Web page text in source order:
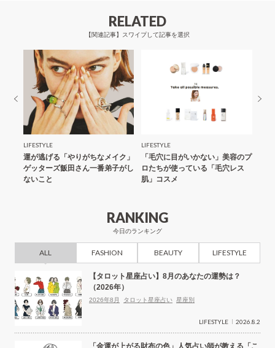
RELATED
【関連記事】スワイプして記事を選択
LIFESTYLE
運が逃げる「やりがちなメイク」
ゲッターズ飯田さん一番弟子がし
ないこと
LIFESTYLE
「毛穴に目がいかない」美容のプ
ロたちが使っている「毛穴レス
肌」コスメ
RANKING
今日のランキング
ALL FASHION BEAUTY LIFESTYLE
【タロット星座占い】8月のあなたの運勢は？
（2026年）
2026年8月 タロット星座占い 星座別
LIFESTYLE 2026.8.2
「金運が上がる財布の色」人気占い師が教える「こ